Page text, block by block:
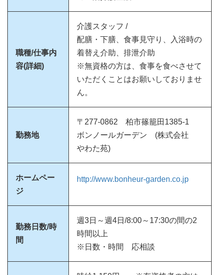
職種/仕事内
容(詳細)
介護スタッフ /
配膳・下膳、食事見守り、入浴時の
着替え介助、排泄介助
※無資格の方は、食事を食べさせて
いただくことはお願いしておりませ
ん。
勤務地
〒277-0862 柏市篠籠田1385-1
ボンノールガーデン (株式会社
やわた苑)
ホームペー
ジ
http://www.bonheur-garden.co.jp
勤務日数/時
間
週3日～週4日/8:00～17:30の間の2
時間以上
※日数・時間 応相談